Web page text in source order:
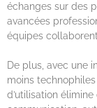
échanges sur des
avancées
équipes
De plus, avec une
moins
d’utilisation